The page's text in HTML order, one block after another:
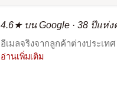
4.6★ บน Google · 38 ปีแห่ง
อีเมลจริงจากลูกค้าต่างประเท
อ่านเพิ่มเติม